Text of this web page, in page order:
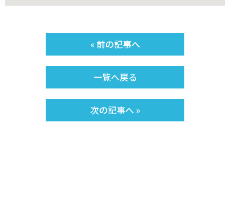
« 前の記事へ
一覧へ戻る
次の記事へ »